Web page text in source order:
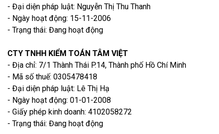
- Đại diện pháp luật: Nguyễn Thị Thu Thanh
- Ngày hoạt động: 15-11-2006
- Trạng thái: Đang hoạt động
CTY TNHH KIỂM TOÁN TÂM VIỆT
- Địa chỉ: 7/1 Thành Thái P.14, Thành phố Hồ Chí Minh
- Mã số thuế: 0305478418
- Đại diện pháp luật: Lê Thị Hạ
- Ngày hoạt động: 01-01-2008
- Giấy phép kinh doanh: 4102058272
- Trạng thái: Đang hoạt động